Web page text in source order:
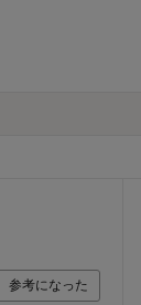
参考になった